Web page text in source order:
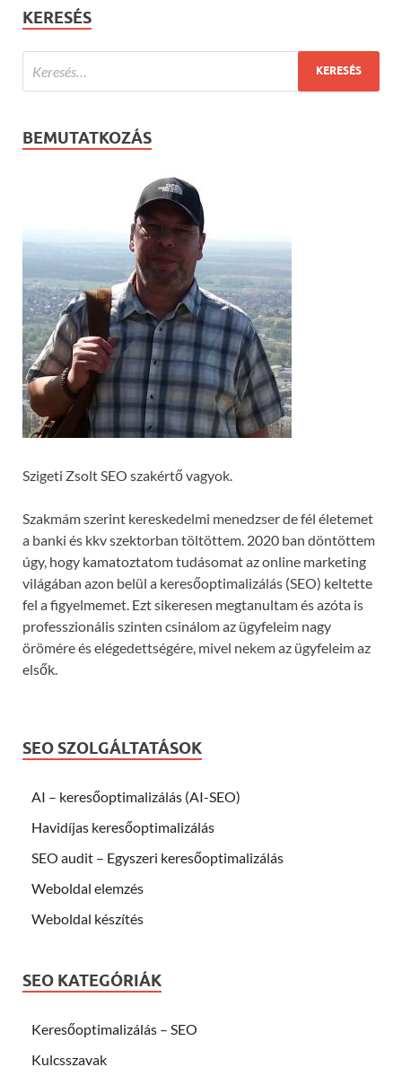
KERESÉS
BEMUTATKOZÁS
Szigeti Zsolt SEO szakértő vagyok.
Szakmám szerint kereskedelmi menedzser de fél életemet
a banki és kkv szektorban töltöttem. 2020 ban döntöttem
úgy, hogy kamatoztatom tudásomat az online marketing
világában azon belül a keresőoptimalizálás (SEO) keltette
fel a figyelmemet. Ezt sikeresen megtanultam és azóta is
professzionális szinten csinálom az ügyfeleim nagy
örömére és elégedettségére, mivel nekem az ügyfeleim az
elsők.
SEO SZOLGÁLTATÁSOK
AI – keresőoptimalizálás (AI-SEO)
Havidíjas keresőoptimalizálás
SEO audit – Egyszeri keresőoptimalizálás
Weboldal elemzés
Weboldal készítés
SEO KATEGÓRIÁK
Keresőoptimalizálás – SEO
Kulcsszavak